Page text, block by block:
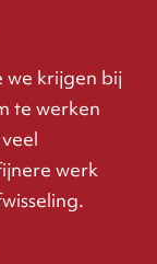
we krijgen bij
te werken
werk